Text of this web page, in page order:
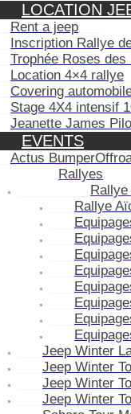
LOCATION
Rent a jeep
Inscription Rallye
Trophée Roses des
Location 4×4 rallye
Covering
Stage 4X4 intensif
Jeanette James
EVENTS
Actus
Rallyes
Rallye
Jeep Winter
Jeep Winter
Jeep Winter
Jeep Winter